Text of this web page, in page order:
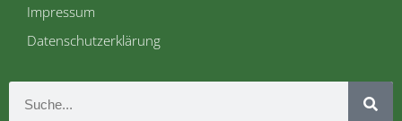
Impressum
Datenschutzerklärung